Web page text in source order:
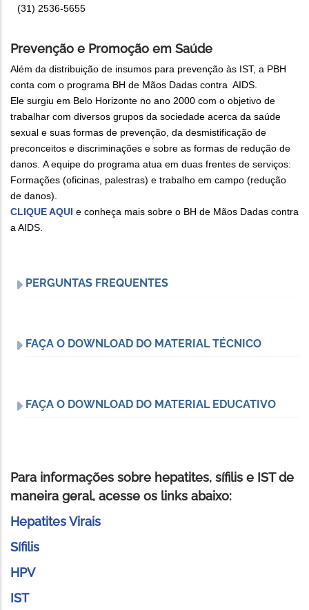
(31) 2536-5655
Prevenção e Promoção em Saúde
Além da distribuição de insumos para prevenção às IST, a PBH
conta com o programa BH de Mãos Dadas contra AIDS.
Ele surgiu em Belo Horizonte no ano 2000 com o objetivo de
trabalhar com diversos grupos da sociedade acerca da saúde
sexual e suas formas de prevenção, da desmistificação de
preconceitos e discriminações e sobre as formas de redução de
danos. A equipe do programa atua em duas frentes de serviços:
Formações (oficinas, palestras) e trabalho em campo (redução
de danos).
CLIQUE AQUI e conheça mais sobre o BH de Mãos Dadas contra
a AIDS.
PERGUNTAS FREQUENTES
FAÇA O DOWNLOAD DO MATERIAL TÉCNICO
FAÇA O DOWNLOAD DO MATERIAL EDUCATIVO
Para informações sobre hepatites, sífilis e IST de
maneira geral, acesse os links abaixo:
Hepatites Virais
Sífilis
HPV
IST